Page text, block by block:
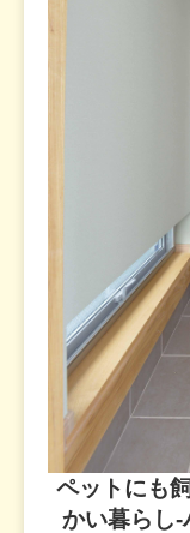
ペットにも
かい暮らし-